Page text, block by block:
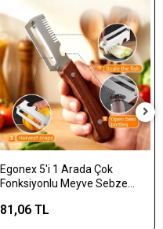
Egonex 5'i 1 Arada Çok
Fonksiyonlu Meyve Sebze
Şişe Açacağı – Ahşap Saplı
81,06 TL